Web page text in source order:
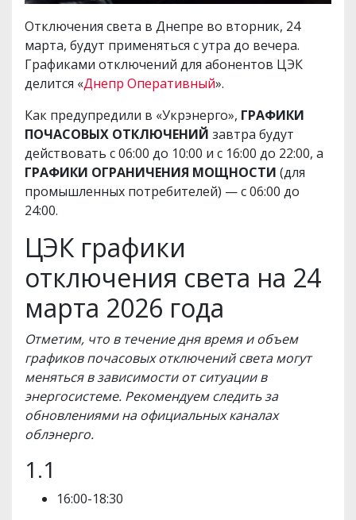
Отключения света в Днепре во вторник, 24
марта, будут применяться с утра до вечера.
Графиками отключений для абонентов ЦЭК
делится «Днепр Оперативный».
Как предупредили в «Укрэнерго», ГРАФИКИ
ПОЧАСОВЫХ ОТКЛЮЧЕНИЙ завтра будут
действовать с 06:00 до 10:00 и с 16:00 до 22:00, а
ГРАФИКИ ОГРАНИЧЕНИЯ МОЩНОСТИ (для
промышленных потребителей) — с 06:00 до
24:00.
ЦЭК графики
отключения света на 24
марта 2026 года
Отметим, что в течение дня время и объем
графиков почасовых отключений света могут
меняться в зависимости от ситуации в
энергосистеме. Рекомендуем следить за
обновлениями на официальных каналах
облэнерго.
1.1
16:00-18:30